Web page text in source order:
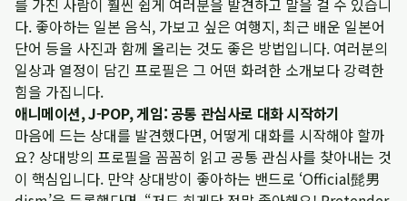
를 가진 사람이 훨씬 쉽게 여러분을 발견하고 말을 걸 수 있습니
다. 좋아하는 일본 음식, 가보고 싶은 여행지, 최근 배운 일본어
단어 등을 사진과 함께 올리는 것도 좋은 방법입니다. 여러분의
일상과 열정이 담긴 프로필은 그 어떤 화려한 소개보다 강력한
힘을 가집니다.
애니메이션, J-POP, 게임: 공통 관심사로 대화 시작하기
마음에 드는 상대를 발견했다면, 어떻게 대화를 시작해야 할까
요? 상대방의 프로필을 꼼꼼히 읽고 공통 관심사를 찾아내는 것
이 핵심입니다. 만약 상대방이 좋아하는 밴드로 ‘Official髭男